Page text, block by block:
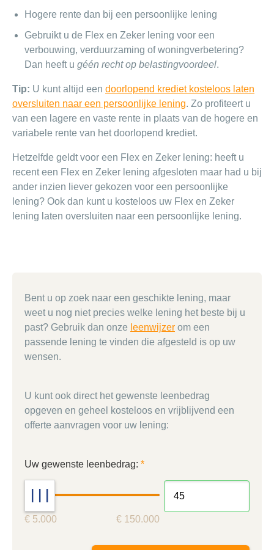
Hogere rente dan bij een persoonlijke lening
Gebruikt u de Flex en Zeker lening voor een
verbouwing, verduurzaming of woningverbetering?
Dan heeft u géén recht op belastingvoordeel.
Tip: U kunt altijd een doorlopend krediet kosteloos laten
oversluiten naar een persoonlijke lening. Zo profiteert u
van een lagere en vaste rente in plaats van de hogere en
variabele rente van het doorlopend krediet.
Hetzelfde geldt voor een Flex en Zeker lening: heeft u
recent een Flex en Zeker lening afgesloten maar had u bij
ander inzien liever gekozen voor een persoonlijke
lening? Ook dan kunt u kosteloos uw Flex en Zeker
lening laten oversluiten naar een persoonlijke lening.
Bent u op zoek naar een geschikte lening, maar
weet u nog niet precies welke lening het beste bij u
past? Gebruik dan onze leenwijzer om een
passende lening te vinden die afgesteld is op uw
wensen.
U kunt ook direct het gewenste leenbedrag
opgeven en geheel kosteloos en vrijblijvend een
offerte aanvragen voor uw lening:
Uw gewenste leenbedrag: *
€ 5.000 € 150.000